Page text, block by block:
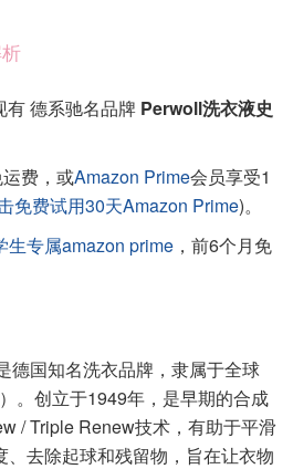
有 德系驰名品牌 Perwoll洗衣液史
费，或Amazon Prime会员享受1
免费试用30天Amazon Prime)。
生专属amazon prime ，前6个月免
德国知名洗衣品牌，隶属于全球
。创立于1949年，是早期的合成
/ Triple Renew技术，有助于平滑
去除起球和残留物，旨在让衣物